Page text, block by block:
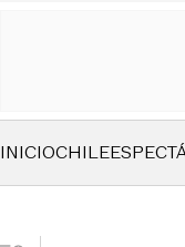
INICIOCHILE